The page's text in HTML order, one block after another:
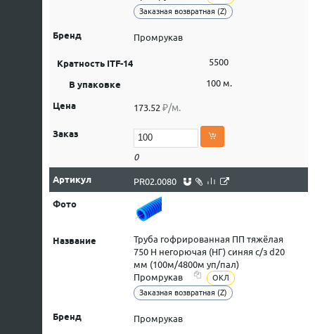
Заказная возвратная (Z)
Промрукав
5500
100 м.
173.52 ₽/м.
0
PR02.0080
Труба гофрированная ПП тяжёлая
750 Н негорючая (НГ) синяя с/з d20
мм (100м/4800м уп/пал)
Промрукав
ОКЛ
Заказная возвратная (Z)
Промрукав